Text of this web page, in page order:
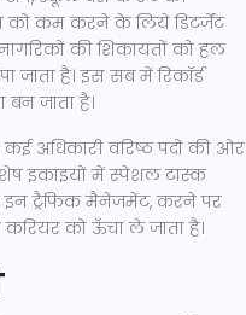
को कम करने के लिये डिटर्जेंट
की शिकायतों को हल
है। इस सब में रिकॉर्ड
बन जाता है।
अधिकारी वरिष्ठ पदों की ओर
इकाइयों में स्पेशल टास्क
इन ट्रैफिक मैनेजमेंट, करने पर
को ऊँचा ले जाता है।